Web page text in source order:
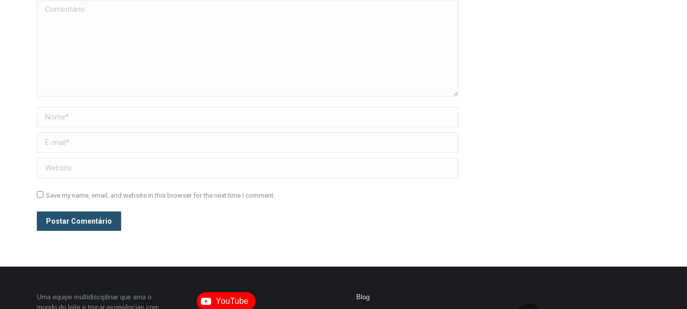
Comentário
Nome *
E-mail *
Website
Save my name, email, and website in this browser for the next time I comment.
Postar Comentário
Uma equipe multidisciplinar que ama o
mundo do leite e trocar experiências com
YouTube
Blog